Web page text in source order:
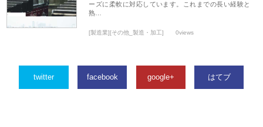
ーズに柔軟に対応しています。これまでの長い経験と
熟…
[製造業][その他_製造・加工] 0views
twitter facebook google+ はてブ